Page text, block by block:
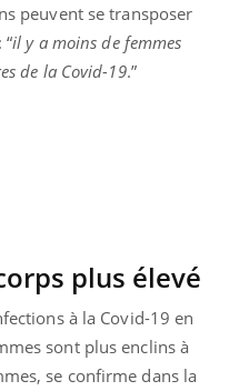
peuvent se transposer
il y a moins de femmes
de la Covid-19.”
plus élevé
à la Covid-19 en
sont plus enclins à
se confirme dans la